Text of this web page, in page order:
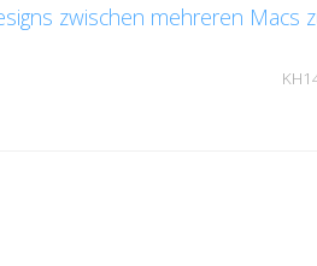
zwischen mehreren Macs